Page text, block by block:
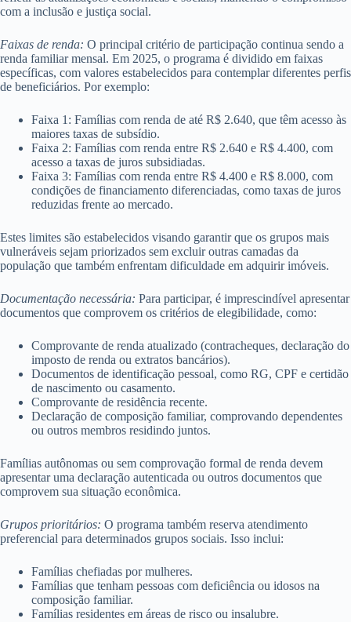
com a inclusão e justiça social.
Faixas de renda: O principal critério de participação continua sendo a
renda familiar mensal. Em 2025, o programa é dividido em faixas
específicas, com valores estabelecidos para contemplar diferentes perfis
de beneficiários. Por exemplo:
Faixa 1: Famílias com renda de até R$ 2.640, que têm acesso às
maiores taxas de subsídio.
Faixa 2: Famílias com renda entre R$ 2.640 e R$ 4.400, com
acesso a taxas de juros subsidiadas.
Faixa 3: Famílias com renda entre R$ 4.400 e R$ 8.000, com
condições de financiamento diferenciadas, como taxas de juros
reduzidas frente ao mercado.
Estes limites são estabelecidos visando garantir que os grupos mais
vulneráveis sejam priorizados sem excluir outras camadas da
população que também enfrentam dificuldade em adquirir imóveis.
Documentação necessária: Para participar, é imprescindível apresentar
documentos que comprovem os critérios de elegibilidade, como:
Comprovante de renda atualizado (contracheques, declaração do
imposto de renda ou extratos bancários).
Documentos de identificação pessoal, como RG, CPF e certidão
de nascimento ou casamento.
Comprovante de residência recente.
Declaração de composição familiar, comprovando dependentes
ou outros membros residindo juntos.
Famílias autônomas ou sem comprovação formal de renda devem
apresentar uma declaração autenticada ou outros documentos que
comprovem sua situação econômica.
Grupos prioritários: O programa também reserva atendimento
preferencial para determinados grupos sociais. Isso inclui:
Famílias chefiadas por mulheres.
Famílias que tenham pessoas com deficiência ou idosos na
composição familiar.
Famílias residentes em áreas de risco ou insalubre.